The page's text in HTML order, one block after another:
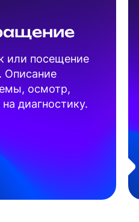
или посещение
Описание
осмотр,
диагностику.